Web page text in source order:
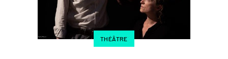
THÉÂTRE